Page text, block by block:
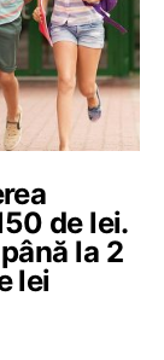
de lei.
la 2
lei